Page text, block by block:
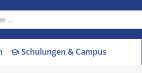
schoolSchulungen & Campus